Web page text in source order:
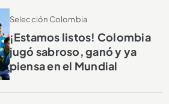
Selección Colombia
¡Estamos listos! Colombia
jugó sabroso, ganó y ya
piensa en el Mundial